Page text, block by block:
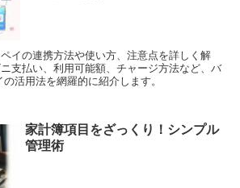
イの連携方法や使い方、注意点を詳しく解
支払い、利用可能額、チャージ方法など、バ
活用法を網羅的に紹介します。
家計簿項目をざっくり！シンプル
管理術